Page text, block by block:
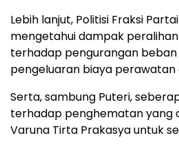
Lebih lanjut, Politisi Fraksi
mengetahui dampak
terhadap pengurangan
pengeluaran biaya perawatan
Serta, sambung Puteri,
terhadap penghematan yang
Varuna Tirta Prakasya untuk